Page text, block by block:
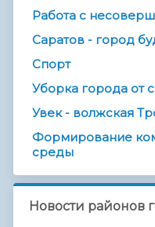
Работа с
Саратов - город
Спорт
Уборка города от
Увек - волжская
Формирование
среды
Новости районов